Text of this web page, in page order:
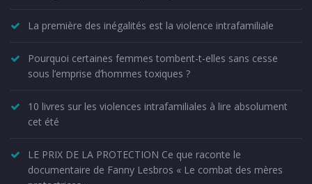
La première des inégalités est la violence intrafamiliale
Pourquoi certaines femmes tombent-t-elles sans cesse
sous l’emprise d’hommes toxiques ?
10 livres sur les violences intrafamiliales à lire absolument
cet été
LE PRIX DE LA PROTECTION Ce que raconte le
documentaire de Fanny Lesbros « Le combat des mères